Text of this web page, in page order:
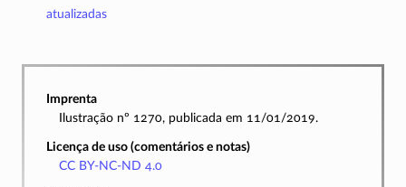
atualizadas
Imprenta
Ilustração nº 1270, publicada em 11/01/2019.
Licença de uso (comentários e notas)
CC BY-NC-ND 4.0